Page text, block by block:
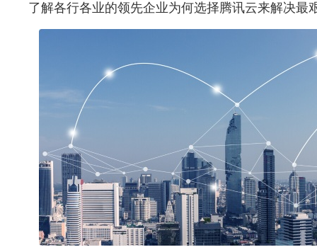
了解各行各业的领先企业为何选择腾讯云来解决最